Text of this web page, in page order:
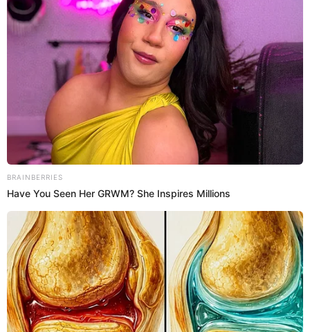
Paso 1:Define la cantidad de cada producto que
deseas comprar.
Paso 2:Haz clic en "Añadir al carrito" si deseas agregar
más productos.
Paso 3:Cuando completes tu lista, selecciona la
opción "Comprar ahora".
Paso 4:Visualiza el pago correspondiente a través de